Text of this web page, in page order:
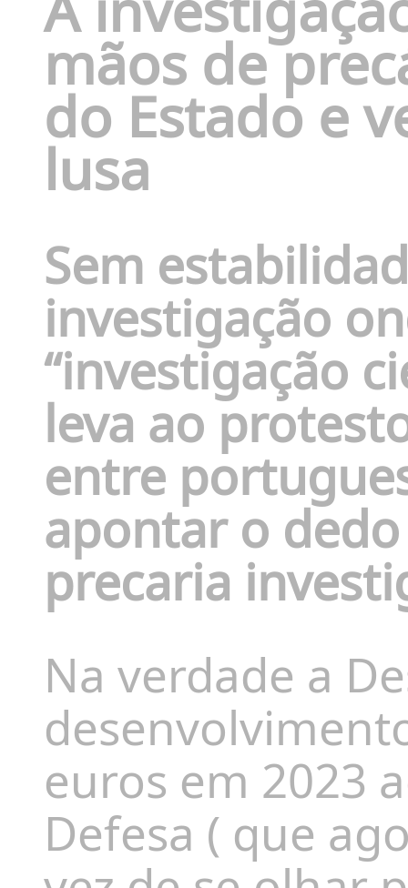
mãos de
do Estado e
lusa
Sem
investigação
“investigação
leva ao
entre
apontar o
precaria
Na verdade a
euros em 2023
Defesa ( que